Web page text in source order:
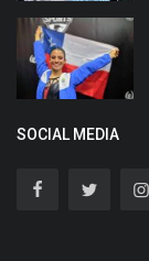
SOCIAL MEDIA